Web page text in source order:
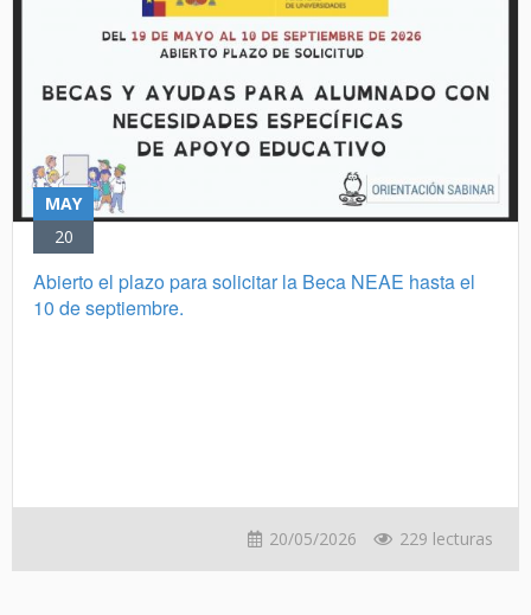
MAY
20
Abierto el plazo para solicitar la Beca NEAE hasta el
10 de septiembre.
20/05/2026 229 lecturas